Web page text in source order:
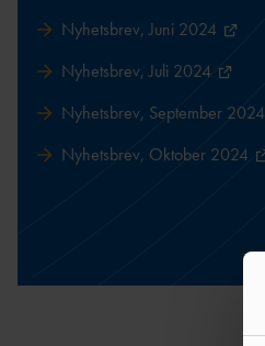
Nyhetsbrev, Juni 2024
Nyhetsbrev, Juli 2024
Nyhetsbrev, September 2024
Nyhetsbrev, Oktober 2024